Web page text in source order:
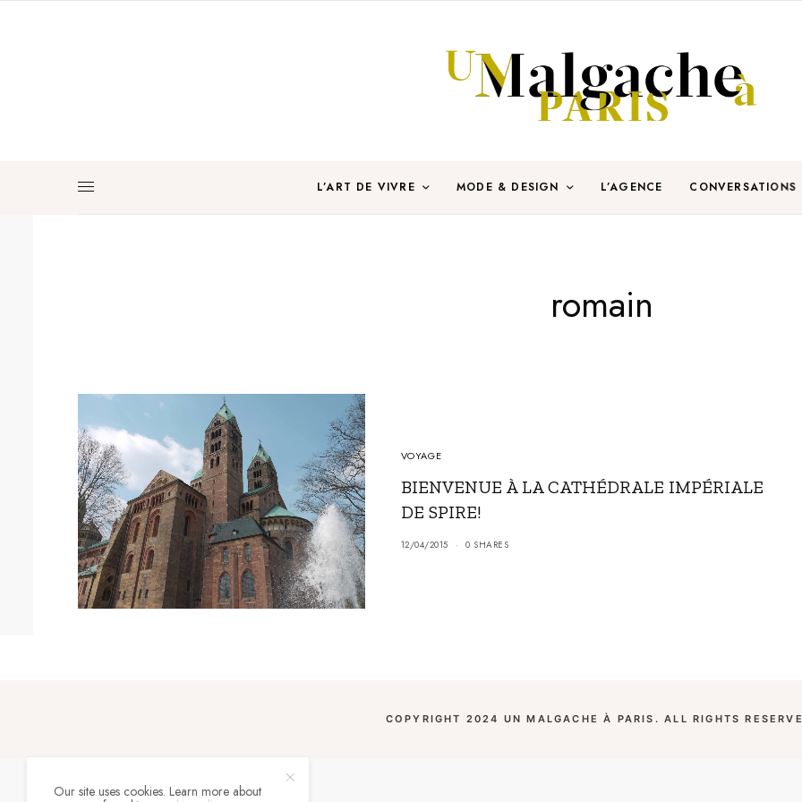
L’ART DE VIVRE MODE & DESIGN L’AGENCE CONVERSATIONS
romain
VOYAGE
BIENVENUE À LA CATHÉDRALE IMPÉRIALE
DE SPIRE!
12/04/2015 0 SHARES
COPYRIGHT 2024 UN MALGACHE À PARIS. ALL RIGHTS
Our site uses cookies. Learn more about